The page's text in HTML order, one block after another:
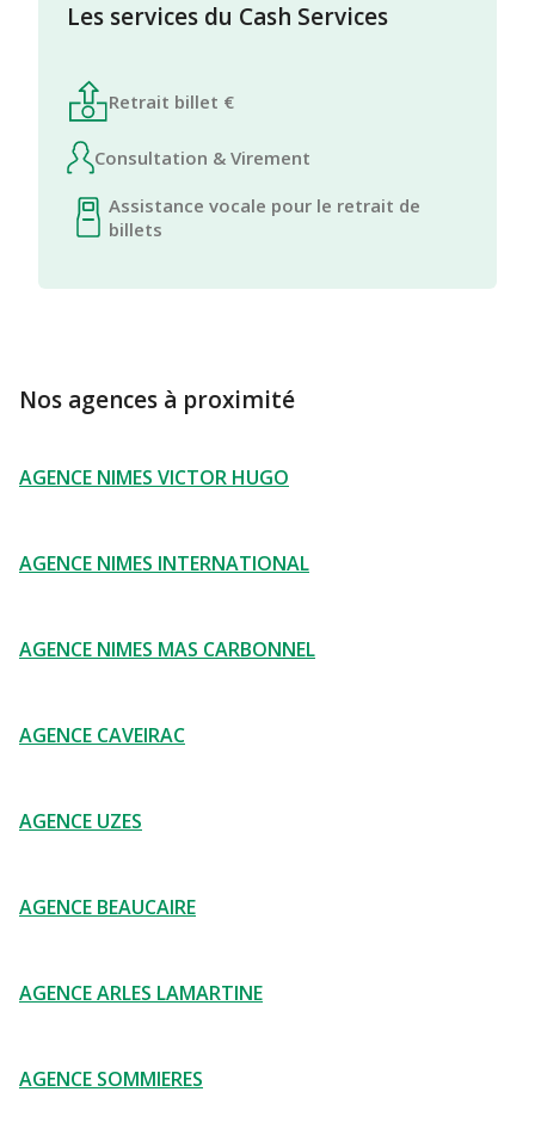
Les services du Cash Services
Retrait billet €
Consultation & Virement
Assistance vocale pour le retrait de
billets
Nos agences à proximité
AGENCE NIMES VICTOR HUGO
AGENCE NIMES INTERNATIONAL
AGENCE NIMES MAS CARBONNEL
AGENCE CAVEIRAC
AGENCE UZES
AGENCE BEAUCAIRE
AGENCE ARLES LAMARTINE
AGENCE SOMMIERES